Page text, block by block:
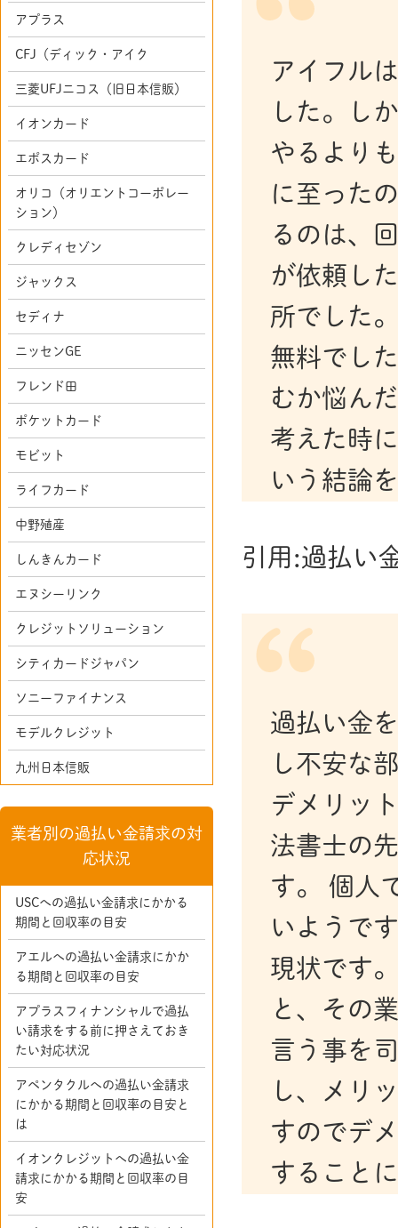
アイフル
した。し
やるより
に至った
るのは、
が依頼し
所でした
無料でし
むか悩ん
考えた時
いう結論
引用:過払い
過払い金
し不安な
デメリッ
法書士の
す。 個人
いようで
現状です
と、その
言う事を
し、メリ
すのでデ
すること
アプラス
CFJ（ディック・アイク
三菱UFJニコス（旧日本信販）
イオンカード
エポスカード
オリコ（オリエントコーポレー
ション）
クレディセゾン
ジャックス
セディナ
ニッセンGE
フレンド田
ポケットカード
モビット
ライフカード
中野殖産
しんきんカード
エヌシーリンク
クレジットソリューション
シティカードジャパン
ソニーファイナンス
モデルクレジット
九州日本信販
業者別の過払い金請求の対
応状況
USCへの過払い金請求にかかる
期間と回収率の目安
アエルへの過払い金請求にかか
る期間と回収率の目安
アプラスフィナンシャルで過払
い請求をする前に押さえておき
たい対応状況
アペンタクルへの過払い金請求
にかかる期間と回収率の目安と
は
イオンクレジットへの過払い金
請求にかかる期間と回収率の目
安